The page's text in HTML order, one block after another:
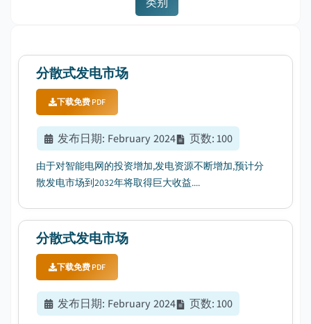
分散式发电市场
下载免费 PDF
发布日期: February 2024 页数:100
由于对智能电网的投资增加,发电资源不断增加,预计分
散发电市场到2032年将取得巨大收益....
分散式发电市场
下载免费 PDF
发布日期: February 2024 页数:100